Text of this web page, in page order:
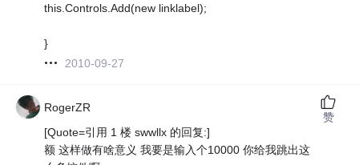
this.Controls.Add(new linklabel);
}
2010-09-27
RogerZR
[Quote=引用 1 楼 swwllx 的回复:]
额 这样做有啥意义 我要是输入个10000 你给我跳出这
赞